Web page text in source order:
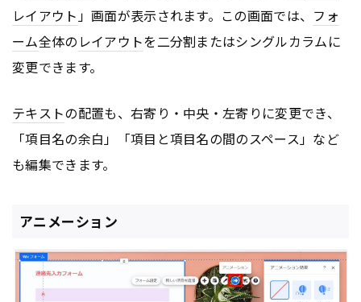
レイアウト 」画面が表示されます。この画面では、 フォ
ーム全体の レイアウトを二分割またはシングルカラムに
変更できます。
テキストの配置も、右寄り・中央・左寄りに変更でき、
「項目名の余白」「項目と項目名の間のスペース」など
も編集できます。
アニメーション